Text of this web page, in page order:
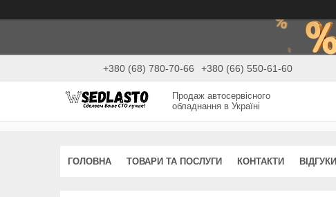
+380 (68) 780-70-66 +380 (66) 550-61-60
Продаж автосервісного
обладнання в Україні
ГОЛОВНА ТОВАРИ ТА ПОСЛУГИ КОНТАКТИ ВІДГУКИ